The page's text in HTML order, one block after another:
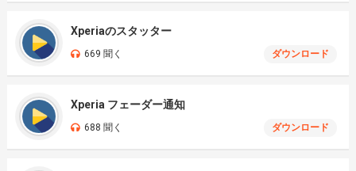
Xperiaのスタッター
669 聞く ダウンロード
Xperia フェーダー通知
688 聞く ダウンロード